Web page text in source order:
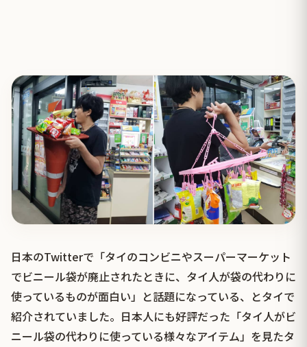
日本のTwitterで「タイのコンビニやスーパーマーケット
でビニール袋が廃止されたときに、タイ人が袋の代わりに
使っているものが面白い」と話題になっている、とタイで
紹介されていました。日本人にも好評だった「タイ人がビ
ニール袋の代わりに使っている様々なアイテム」を見たタ